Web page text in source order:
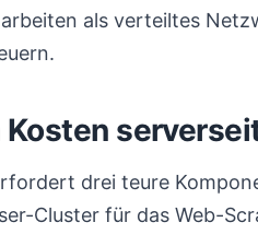
als verteiltes
drei teure
Cluster für das Web-